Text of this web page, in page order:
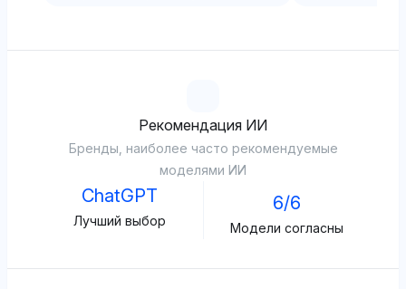
Рекомендация ИИ
Бренды, наиболее часто рекомендуемые
моделями ИИ
ChatGPT
Лучший выбор
6/6
Модели согласны